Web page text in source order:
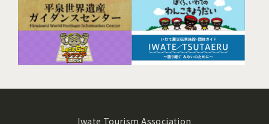
Iwate Tourism Association